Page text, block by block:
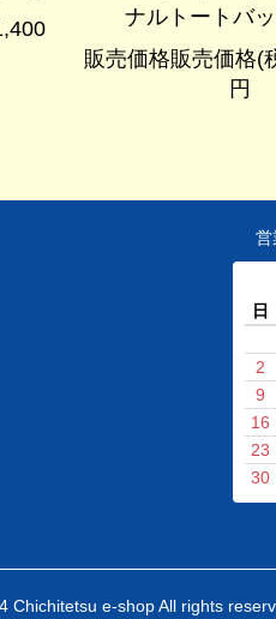
ナルトートバ
販売価格販売価格(
円
営
日
2
9
16
23
30
Chichitetsu e-shop All rights